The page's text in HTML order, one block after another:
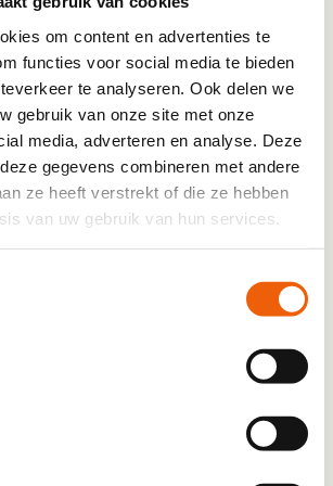
om content en advertenties te
functies voor social media te bieden
te analyseren. Ook delen we
gebruik van onze site met onze
media, adverteren en analyse. Deze
gegevens combineren met andere
ze heeft verstrekt of die ze hebben
van uw gebruik van hun services.
nooit hoe morgen eruitziet.
zenuwstelsel aan. Alsof de
lichaam beschadigd raakt.
Lopen wordt onzeker. Zicht
Maar je lichaam werkt niet
stap voor stap gewone
Momenten die voor jou
zenuwen. Dat onderzoek
maken tussen steeds meer